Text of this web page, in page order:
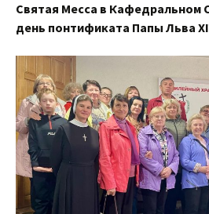
Святая Месса в Кафедральном
день понтификата Папы Льва